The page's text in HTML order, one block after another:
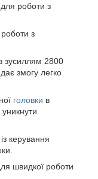
роботи з
з
зусиллям 2800
змогу легко
головки в
уникнути
керування
швидкої роботи